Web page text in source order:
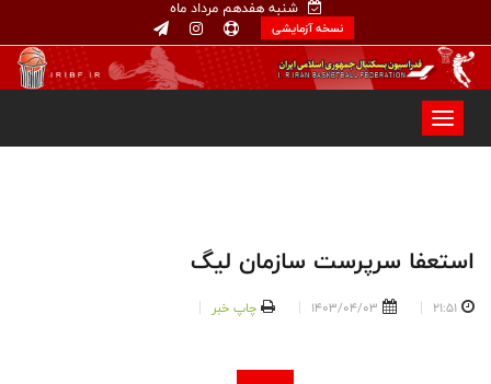
شنبه هفدهم مرداد ماه
نسخه آزمایشی
استعفا سرپرست سازمان ليگ
21:51
1403/04/03 چاپ خبر